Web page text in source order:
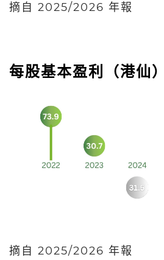
摘自 2025/2026 年報
每股基本盈利（港仙）
摘自 2025/2026 年報